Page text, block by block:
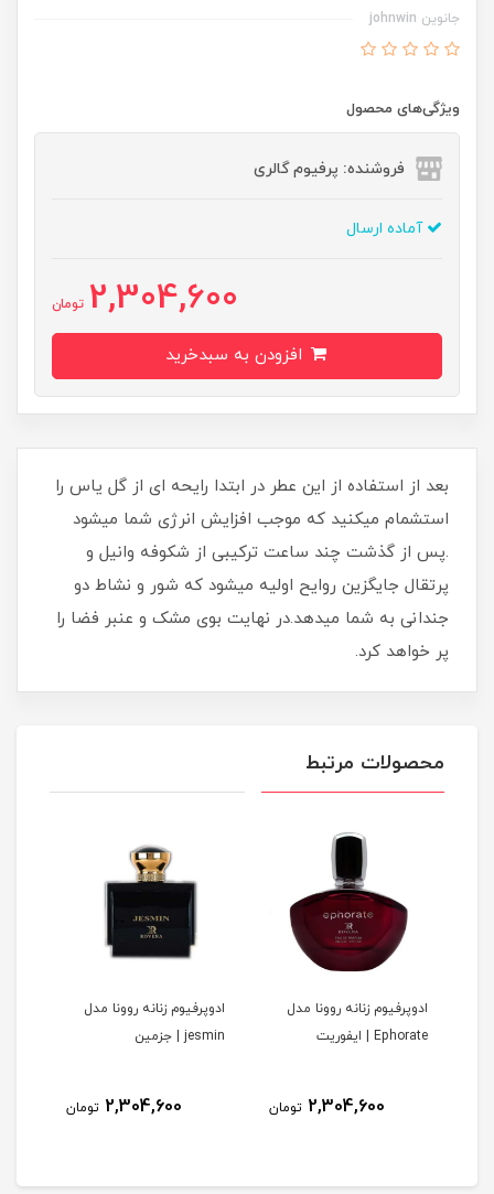
جانوین johnwin
ویژگی‌های محصول
فروشنده: پرفیوم گالری
آماده ارسال
2,304,600 تومان
بعد از استفاده از این عطر در ابتدا رایحه ای از گل یاس را
استشمام میکنید که موجب افزایش انرژی شما میشود
.پس از گذشت چند ساعت ترکیبی از شکوفه وانیل و
پرتقال جایگزین روایح اولیه میشود که شور و نشاط دو
جندانی به شما میدهد.در نهایت بوی مشک و عنبر فضا را
پر خواهد کرد.
محصولات مرتبط
ادوپرفیوم زنانه روونا مدل
Ephorate | ایفوریت
2,304,600 تومان
ادوپرفیوم زنانه روونا مدل
jesmin | جزمین
2,304,600 تومان